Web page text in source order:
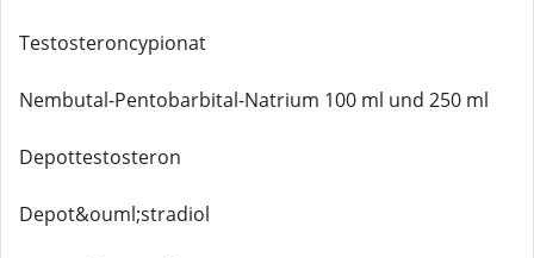
Testosteroncypionat
Nembutal-Pentobarbital-Natrium 100 ml und 250 ml
Depottestosteron
Depot&ouml;stradiol